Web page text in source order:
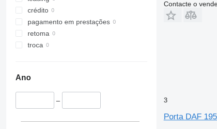
crédito
pagamento em prestações
retoma
troca
Ano
–
Contacte o
3
Porta DAF